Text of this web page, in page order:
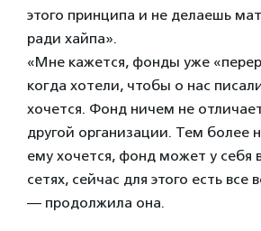
этого принципа и не делаешь
ради хайпа».
«Мне кажется, фонды уже
когда хотели, чтобы о нас
хочется. Фонд ничем не
другой организации. Тем более
ему хочется, фонд может у себя
сетях, сейчас для этого есть
— продолжила она.